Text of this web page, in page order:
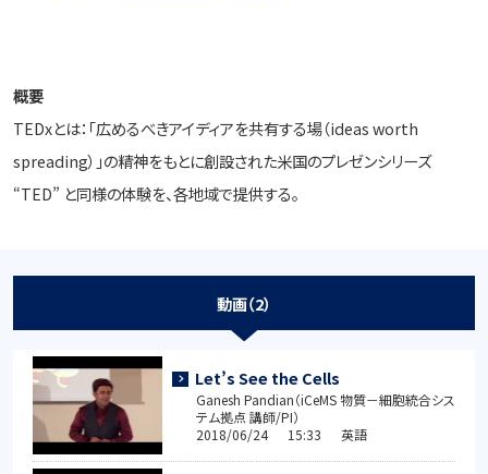
概要
TEDxとは：「広めるべきアイディアを共有する場（ideas worth
spreading）」の精神をもとに創設された米国のプレゼンシリーズ
“TED” と同様の体験を、各地域で提供する。
動画（2）
Let’s See the Cells
Ganesh Pandian（iCeMS 物質－細胞統合シス
テム拠点 講師/PI）
2018/06/24 15:33 英語